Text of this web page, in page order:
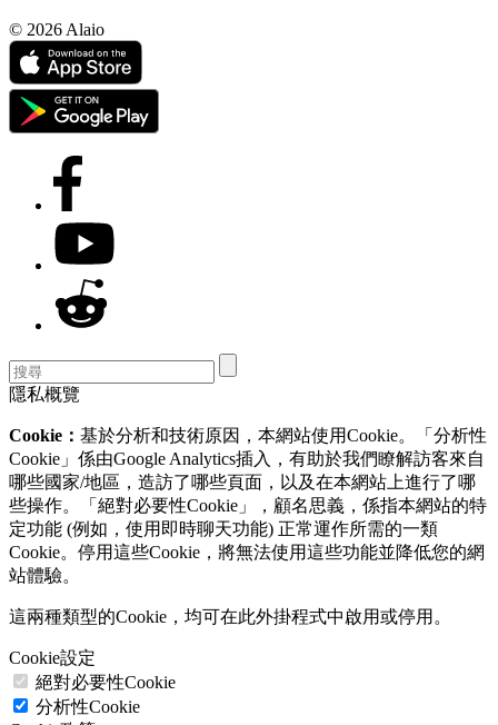
© 2026 Alaio
隱私概覽
Cookie： 基於分析和技術原因，本網站使用Cookie。「分析性
Cookie」係由Google Analytics插入，有助於我們瞭解訪客來自
哪些國家/地區，造訪了哪些頁面，以及在本網站上進行了哪
些操作。「絕對必要性Cookie」，顧名思義，係指本網站的特
定功能 (例如，使用即時聊天功能) 正常運作所需的一類
Cookie。停用這些Cookie，將無法使用這些功能並降低您的網
站體驗。
這兩種類型的Cookie，均可在此外掛程式中啟用或停用。
Cookie設定
絕對必要性Cookie
分析性Cookie